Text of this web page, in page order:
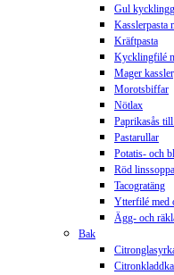
Gul
Kasslerpasta
Kräftpasta
Kycklingfilé
Mager
Morotsbiffar
Nötlax
Paprikasås
Pastarullar
Potatis- och
Röd linssoppa
Tacogratäng
Ytterfilé med
Ägg- och
Bak